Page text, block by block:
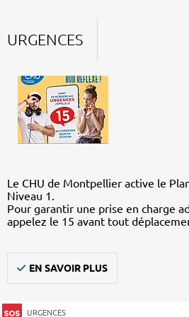
URGENCES
Le CHU de Montpellier active le
Niveau 1.
Pour garantir une prise en charge
appelez le 15 avant tout
EN SAVOIR PLUS
URGENCES